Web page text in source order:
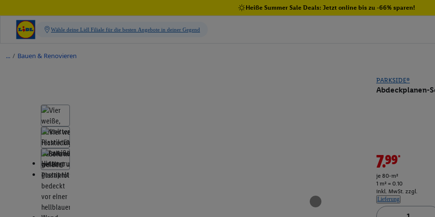
Heiße Summer Sale Deals: Jetzt online bis zu -66% sparen!
/ Bauen & Renovieren
PARKSIDE®
Abdeckplanen-
7.99*
je 80-m²
1 m² = 0.10
inkl. MwSt. zzgl.
Lieferung